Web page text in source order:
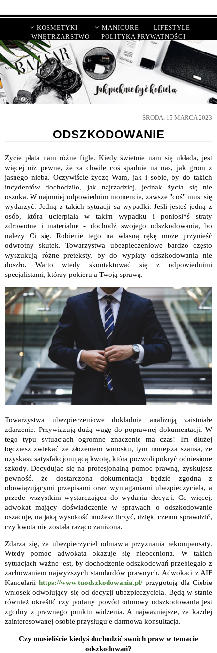
KOSMETYKI MANICURE
LIFESTYLE
WNĘTRZARSTWO
POLITYKA PRYWATNOŚCI
ŚRODA, 15 MARCA 2023
ODSZKODOWANIE
Życie płata nam różne figle. Kiedy świetnie nam się układa, jest
więcej niż pewne, że za chwile coś spadnie na nas, jak grom z
jasnego nieba. Oczywiście życzę Wam, jak i sobie, by do takich
incydentów dochodziło, jak najrzadziej, jednak życia się nie
oszuka. W najmniej odpowiednim momencie, zawsze "coś" musi się
wydarzyć. Jedną z takich sytuacji są wypadki. Jeśli jesteś jedną z
osób, która ucierpiała w takim wypadku i poniosł*ś straty
zdrowotne i materialne - dochodź swojego odszkodowania, bo
należy Ci się. Robienie tego na własną rękę może przynieść
odwrotny skutek. Towarzystwa ubezpieczeniowe bardzo często
wyszukują różne preteksty, by do wypłaty odszkodowania nie
doszło. Warto wtedy skontaktować się z odpowiednimi
specjalistami, którzy pokierują Twoją sprawą.
Towarzystwa ubezpieczeniowe dokładnie analizują zaistniałe
zdarzenie. Przywiązują dużą wagę do poprawnej dokumentacji. W
tego typu sytuacjach ogromne znaczenie ma czas! Im dłużej
będziesz zwlekać ze złożeniem wniosku, tym mniejsza szansa, że
uzyskasz satysfakcjonującą kwotę, która pozwoli pokryć odniesione
szkody. Decydując się na profesjonalną pomoc prawną, zyskujesz
pewność, że dostarczona dokumentacja będzie zgodna z
obowiązującymi przepisami oraz wymaganiami ubezpieczyciela, a
przede wszystkim wystarczająca do wydania decyzji. Co więcej,
adwokat mający doświadczenie w sprawach o odszkodowanie
oszacuje, na jaką wysokość możesz liczyć, dzięki czemu sprawdzić,
czy kwota nie została rażąco zaniżona.
Zdarza się, że ubezpieczyciel odmawia przyznania rekompensaty.
Wtedy pomoc adwokata okazuje się nieoceniona. W takich
sytuacjach ważne jest, by dochodzenie odszkodowań przebiegało z
zachowaniem najwyższych standardów prawnych. Adwokaci z AIF
Kancelarii https://www.tuodszkodowania.pl/przygotują dla Ciebie
wniosek odwołujący się od decyzji ubezpieczyciela. Będą w stanie
również określić czy podany powód odmowy odszkodowania jest
zgodny z prawnego punktu widzenia. A najważniejsze, że każdej
zainteresowanej osobie przysługuje darmowa konsultacja.
Czy musieliście kiedyś dochodzić swoich praw w temacie
odszkodowań?